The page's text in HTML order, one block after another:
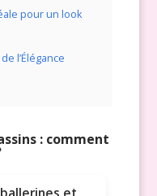
pour un look
l’Élégance
: comment